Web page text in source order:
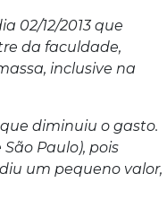
02/12/2013 que
da faculdade,
inclusive na
diminuiu o gasto.
Paulo), pois
um pequeno valor,